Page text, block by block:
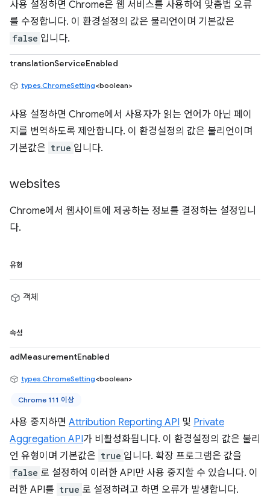
사용 설정하면 Chrome은 웹 서비스를 사용하여 맞춤법 오류
를 수정합니다. 이 환경설정의 값은 불리언이며 기본값은
false 입니다.
translationServiceEnabled
types.ChromeSetting<boolean>
사용 설정하면 Chrome에서 사용자가 읽는 언어가 아닌 페이
지를 번역하도록 제안합니다. 이 환경설정의 값은 불리언이며
기본값은 true 입니다.
websites
Chrome에서 웹사이트에 제공하는 정보를 결정하는 설정입니
다.
유형
객체
속성
adMeasurementEnabled
types.ChromeSetting<boolean>
Chrome 111 이상
사용 중지하면 Attribution Reporting API 및 Private
Aggregation API가 비활성화됩니다. 이 환경설정의 값은 불리
언 유형이며 기본값은 true 입니다. 확장 프로그램은 값을
false 로 설정하여 이러한 API만 사용 중지할 수 있습니다. 이
러한 API를 true 로 설정하려고 하면 오류가 발생합니다.